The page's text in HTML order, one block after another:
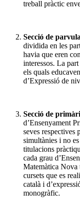
treball pràctic
Secció de
dividida en les
havia que eren
interessos. La
els quals
d’Expressió de
Secció de
d’Ensenyament
seves respectives
simultànies i no
titulacions
cada grau
Matemàtica Nova
cursets que es
català i
monogràfic.